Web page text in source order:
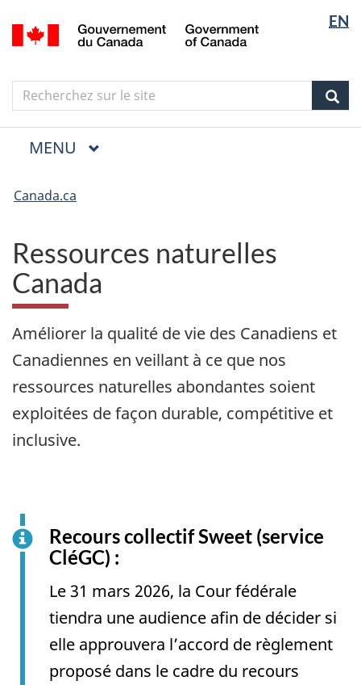
Aller
au
principal
Skip
to
government"
Passer
à
version
simplifiée
Sélection
Language
selection
EN
Canada
Search
Recherchez
sur
le
site
MenuMENU PRINCIPAL
êtes
Canada.ca
Ressources naturelles
Canada
Améliorer la qualité de vie des Canadiens et
Canadiennes en veillant à ce que nos
ressources naturelles abondantes soient
exploitées de façon durable, compétitive et
inclusive.
Recours collectif Sweet (service
CléGC) :
Le 31 mars 2026, la Cour fédérale
tiendra une audience afin de décider si
elle approuvera l’accord de règlement
proposé dans le cadre du recours